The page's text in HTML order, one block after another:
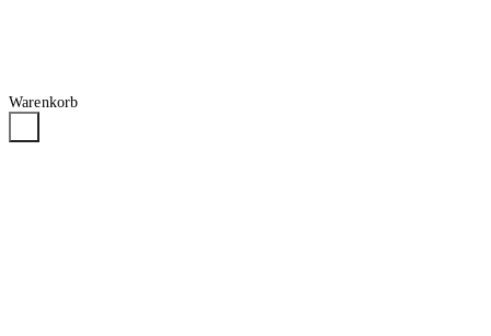
Warenkorb